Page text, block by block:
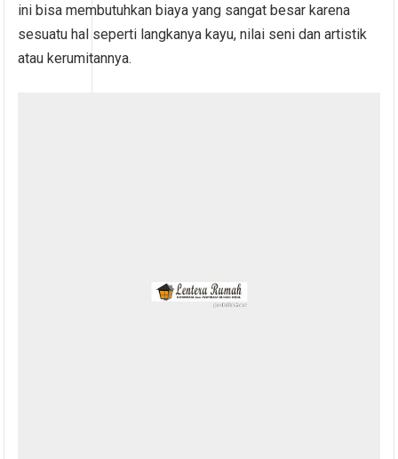
ini bisa membutuhkan biaya yang sangat besar karena
sesuatu hal seperti langkanya kayu, nilai seni dan artistik
atau kerumitannya.